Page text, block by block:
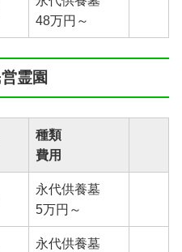
48万円～
霊園
種類
費用
永代供養墓
5万円～
永代供養墓